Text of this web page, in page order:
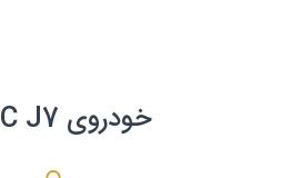
خودروی KMC J7